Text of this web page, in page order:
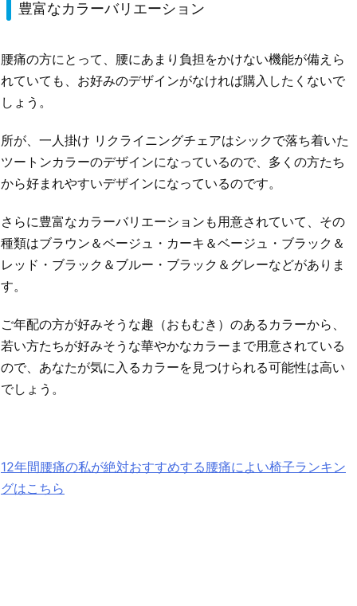
豊富なカラーバリエーション
腰痛の方にとって、腰にあまり負担をかけない機能が備えら
れていても、お好みのデザインがなければ購入したくないで
しょう。
所が、一人掛け リクライニングチェアはシックで落ち着いた
ツートンカラーのデザインになっているので、多くの方たち
から好まれやすいデザインになっているのです。
さらに豊富なカラーバリエーションも用意されていて、その
種類はブラウン＆ベージュ・カーキ＆ベージュ・ブラック＆
レッド・ブラック＆ブルー・ブラック＆グレーなどがありま
す。
ご年配の方が好みそうな趣（おもむき）のあるカラーから、
若い方たちが好みそうな華やかなカラーまで用意されている
ので、あなたが気に入るカラーを見つけられる可能性は高い
でしょう。
12年間腰痛の私が絶対おすすめする腰痛によい椅子ランキン
グはこちら